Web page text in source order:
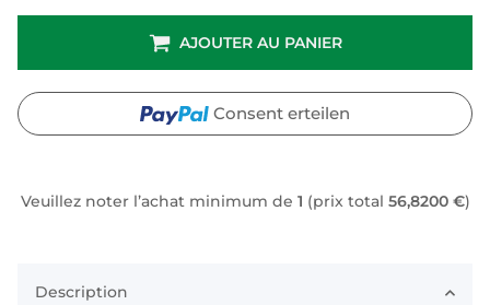
Veuillez noter l’achat minimum de 1 (prix total 56,8200 €)
AJOUTER AU PANIER
Consent erteilen
Description